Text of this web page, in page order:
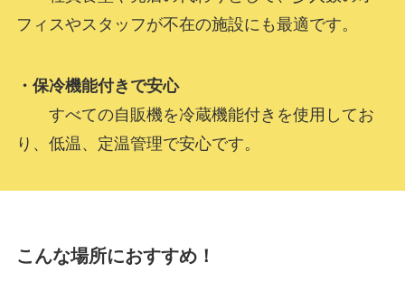
フィスやスタッフが不在の施設にも最適です。
・保冷機能付きで安心
すべての自販機を冷蔵機能付きを使用してお
り、低温、定温管理で安心です。
こんな場所におすすめ！